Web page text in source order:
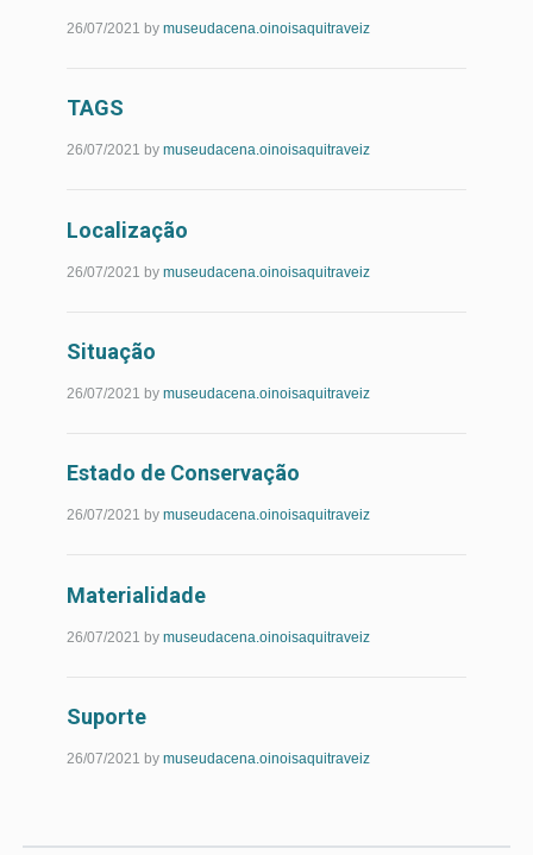
26/07/2021 by museudacena.oinoisaquitraveizLeia
TAGS
26/07/2021 by museudacena.oinoisaquitraveizLeia
Localização
26/07/2021 by museudacena.oinoisaquitraveizLeia
Situação
26/07/2021 by museudacena.oinoisaquitraveizLeia
Estado de Conservação
26/07/2021 by museudacena.oinoisaquitraveizLeia
Materialidade
26/07/2021 by museudacena.oinoisaquitraveizLeia
Suporte
26/07/2021 by museudacena.oinoisaquitraveizLeia